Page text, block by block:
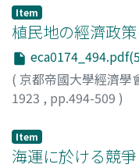
Item
植民地の經濟政
( 京都帝國大學經濟學
1923 , pp.494-509 )
Item
海運に於ける競